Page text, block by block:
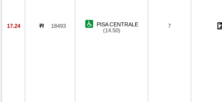
17.24 18493
PISA CENTRALE
(14.50)
7